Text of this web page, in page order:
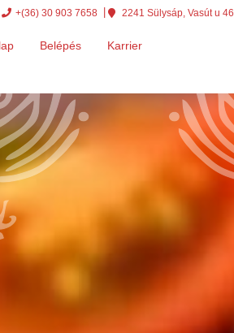
+(36) 30 903 7658 2241 Sülysáp, Vasút u 46
Belépés Karrier